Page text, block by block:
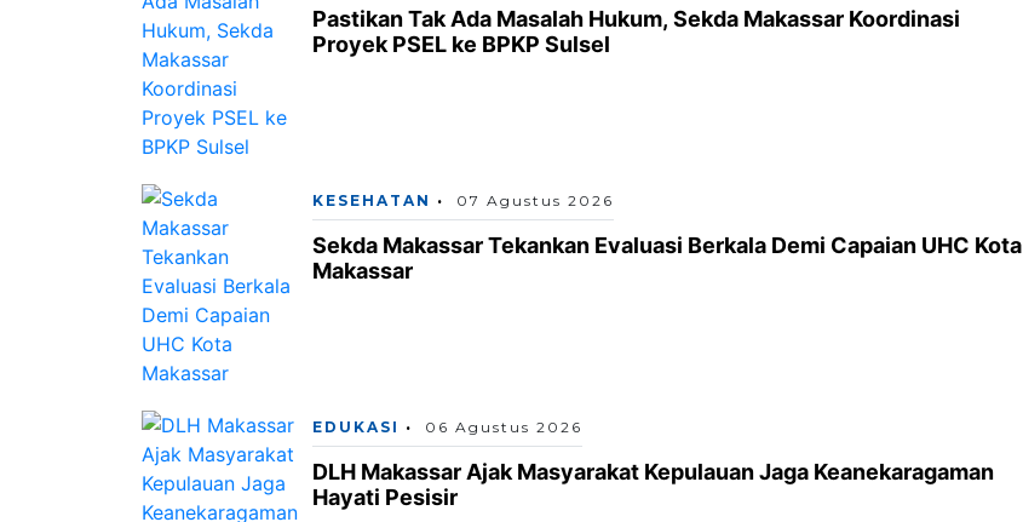
Pastikan Tak Ada Masalah Hukum, Sekda Makassar Koordinasi
Proyek PSEL ke BPKP Sulsel
KESEHATAN 07 Agustus 2026
Sekda Makassar Tekankan Evaluasi Berkala Demi Capaian UHC Kota
Makassar
EDUKASI 06 Agustus 2026
DLH Makassar Ajak Masyarakat Kepulauan Jaga Keanekaragaman
Hayati Pesisir